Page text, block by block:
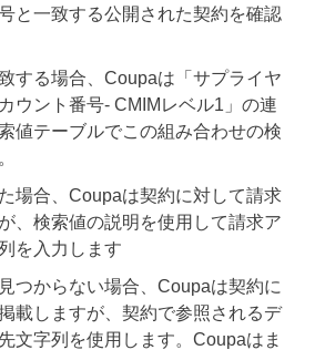
と一致する公開された契約を確認
する場合、Coupaは「サプライヤ
ウント番号- CMIMレベル1」の連
値テーブルでこの組み合わせの検
場合、Coupaは契約に対して請求
、検索値の説明を使用して請求ア
を入力します
つからない場合、Coupaは契約に
載しますが、契約で参照されるデ
文字列を使用します。Coupaはま